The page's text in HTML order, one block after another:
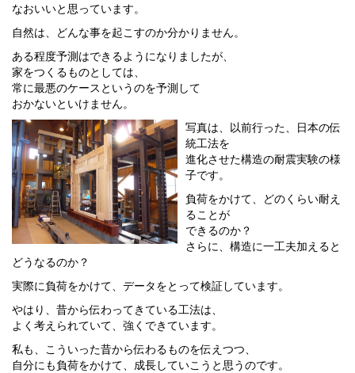
なおいいと思っています。
自然は、どんな事を起こすのか分かりません。
ある程度予測はできるようになりましたが、
家をつくるものとしては、
常に最悪のケースというのを予測して
おかないといけません。
写真は、以前行った、日本の伝
統工法を
進化させた構造の耐震実験の様
子です。
負荷をかけて、どのくらい耐え
ることが
できるのか？
さらに、構造に一工夫加えると
どうなるのか？
実際に負荷をかけて、データをとって検証しています。
やはり、昔から伝わってきている工法は、
よく考えられていて、強くできています。
私も、こういった昔から伝わるものを伝えつつ、
自分にも負荷をかけて、成長していこうと思うのです。